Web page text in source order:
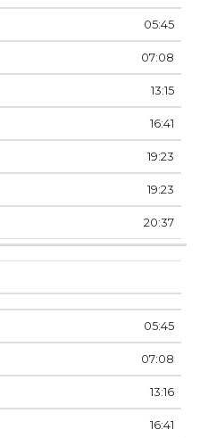
05:45
07:08
13:15
16:41
19:23
19:23
20:37
05:45
07:08
13:16
16:41